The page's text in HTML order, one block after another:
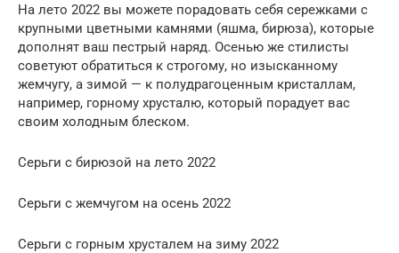
На лето 2022 вы можете порадовать себя сережками с
крупными цветными камнями (яшма, бирюза), которые
дополнят ваш пестрый наряд. Осенью же стилисты
советуют обратиться к строгому, но изысканному
жемчугу, а зимой — к полудрагоценным кристаллам,
например, горному хрусталю, который порадует вас
своим холодным блеском.
Серьги с бирюзой на лето 2022
Серьги с жемчугом на осень 2022
Серьги с горным хрусталем на зиму 2022